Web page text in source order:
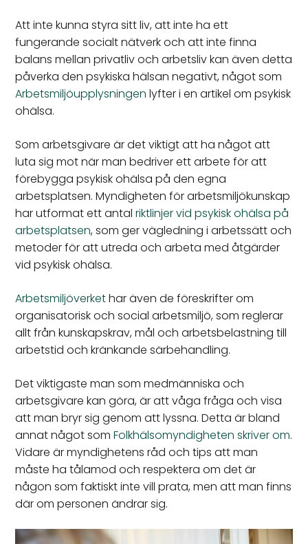
Att inte kunna styra sitt liv, att inte ha ett
fungerande socialt nätverk och att inte finna
balans mellan privatliv och arbetsliv kan även detta
påverka den psykiska hälsan negativt, något som
Arbetsmiljöupplysningen lyfter i en artikel om psykisk
ohälsa.
Som arbetsgivare är det viktigt att ha något att
luta sig mot när man bedriver ett arbete för att
förebygga psykisk ohälsa på den egna
arbetsplatsen. Myndigheten för arbetsmiljökunskap
har utformat ett antalriktlinjer vid psykisk ohälsa på
arbetsplatsen, som ger vägledning i arbetssätt och
metoder för att utreda och arbeta med åtgärder
vid psykisk ohälsa.
Arbetsmiljöverkethar även de föreskrifter om
organisatorisk och social arbetsmiljö, som reglerar
allt från kunskapskrav, mål och arbetsbelastning till
arbetstid och kränkande särbehandling.
Det viktigaste man som medmänniska och
arbetsgivare kan göra, är att våga fråga och visa
att man bryr sig genom att lyssna. Detta är bland
annat något somFolkhälsomyndigheten skriver om.
Vidare är myndighetens råd och tips att man
måste ha tålamod och respektera om det är
någon som faktiskt inte vill prata, men att man finns
där om personen ändrar sig.